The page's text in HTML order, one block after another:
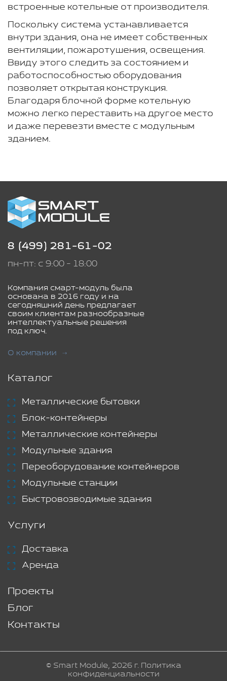
встроенные котельные от производителя.
Поскольку система устанавливается
внутри здания, она не имеет собственных
вентиляции, пожаротушения, освещения.
Ввиду этого следить за состоянием и
работоспособностью оборудования
позволяет открытая конструкция.
Благодаря блочной форме котельную
можно легко переставить на другое место
и даже перевезти вместе с модульным
зданием.
8 (499) 281-61-02
пн-пт: с 9:00 - 18:00
Компания смарт-модуль была
основана в 2016 году и на
сегодняшний день предлагает
своим клиентам разнообразные
интеллектуальные решения
под ключ.
О компании
Каталог
Металлические бытовки
Блок-контейнеры
Металлические контейнеры
Модульные здания
Переоборудование контейнеров
Модульные станции
Быстровозводимые здания
Услуги
Доставка
Аренда
Проекты
Блог
Контакты
© Smart Module, 2026 г. Политика
конфиденциальности